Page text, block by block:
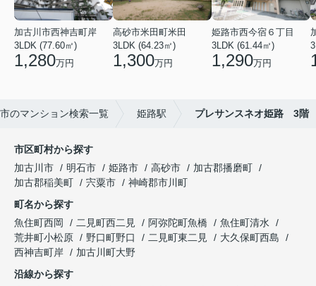
加古川市西神吉町岸
3LDK (77.60㎡)
1,280万円
高砂市米田町米田
3LDK (64.23㎡)
1,300万円
姫路市西今宿６丁目
3LDK (61.44㎡)
1,290万円
のマンション検索一覧 姫路駅 プレサンスネオ姫路 3階
市区町村から探す
加古川市
明石市 姫路市 高砂市
加古郡播磨町
加古郡稲美町
宍粟市
神崎郡市川町
町名から探す
魚住町西岡
二見町西二見 阿弥陀町魚橋
魚住町清水
荒井町小松原
野口町野口 二見町東二見
大久保町西島
西神吉町岸
加古川町大野
沿線から探す